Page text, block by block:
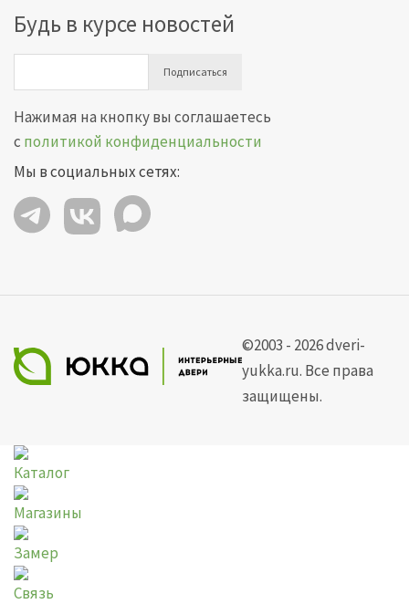
Будь в курсе новостей
Подписаться
Нажимая на кнопку вы соглашаетесь
с политикой конфиденциальности
Мы в социальных сетях:
©2003 - 2026 dveri-
yukka.ru. Все права
защищены.
Каталог
Магазины
Замер
Связь